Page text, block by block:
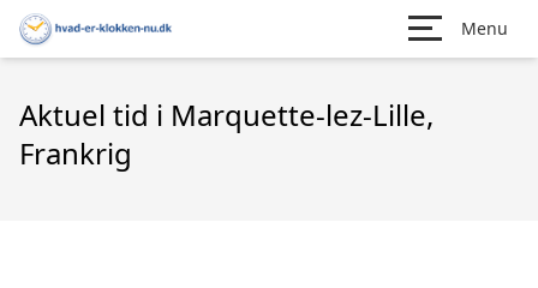
Menu
Aktuel tid i Marquette-lez-Lille,
Frankrig